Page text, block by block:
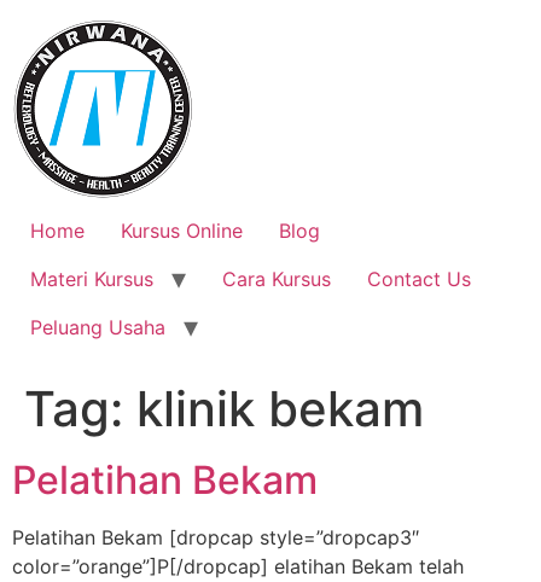
content
Home Kursus Online
Blog
Materi Kursus
Cara Kursus
Contact Us
Peluang Usaha
Tag: klinik bekam
Pelatihan Bekam
Pelatihan Bekam [dropcap style=”dropcap3″
color=”orange”]P[/dropcap] elatihan Bekam telah